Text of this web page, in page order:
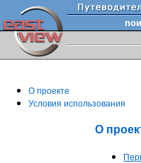
О проекте
Условия использования
О